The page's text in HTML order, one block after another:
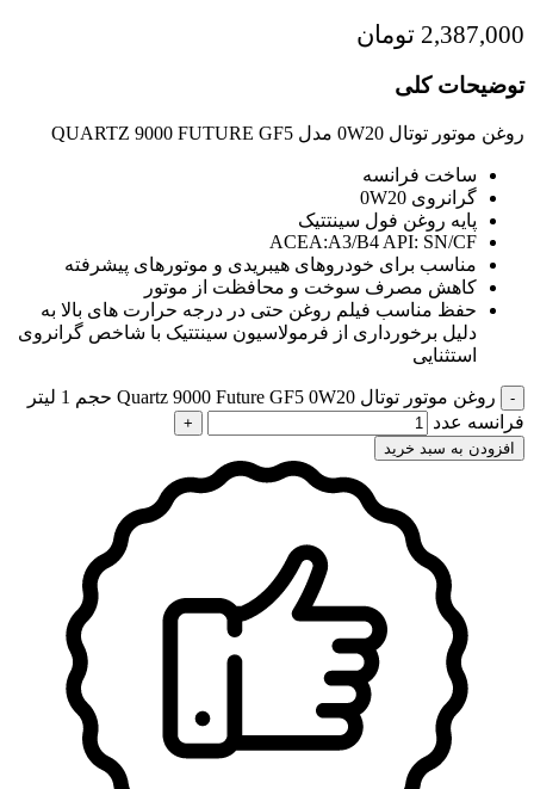
2,387,000 تومان
توضیحات کلی
روغن موتور توتال 0W20 مدل QUARTZ 9000 FUTURE GF5
ساخت فرانسه
گرانروی 0W20
پایه روغن فول سینتتیک
ACEA:A3/B4 API: SN/CF
مناسب برای خودروهای هیبریدی و موتورهای پیشرفته
کاهش مصرف سوخت و محافظت از موتور
حفظ مناسب فیلم روغن حتی در درجه حرارت های بالا به
دلیل برخورداری از فرمولاسیون سینتتیک با شاخص گرانروی
استثنایی
روغن موتور توتال Quartz 9000 Future GF5 0W20 حجم 1 لیتر
فرانسه عدد
افزودن به سبد خرید